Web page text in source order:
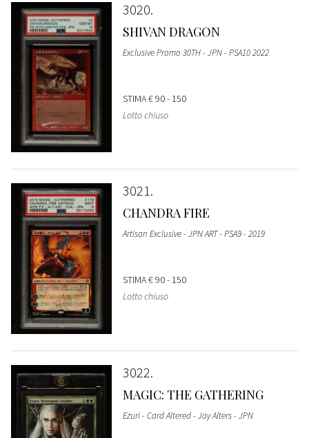
3020
SHIVAN DRAGON
Exclusive Promo 30TH - JPN - PSA10 2022
STIMA€ 90 - 150
Lotto chiuso
3021
CHANDRA FIRE
Artisan Exclusive - JPN ART - PSA9 - 2019
STIMA€ 90 - 150
Lotto chiuso
3022
MAGIC: THE GATHERING
Ezuri - Card Altered - Jay Alters - JPN